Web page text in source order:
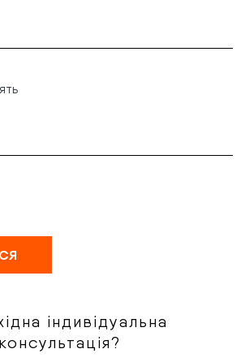
індивідуальна
консультація?